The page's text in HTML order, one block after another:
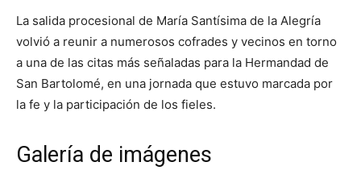
La salida procesional de María Santísima de la Alegría
volvió a reunir a numerosos cofrades y vecinos en torno
a una de las citas más señaladas para la Hermandad de
San Bartolomé, en una jornada que estuvo marcada por
la fe y la participación de los fieles.
Galería de imágenes